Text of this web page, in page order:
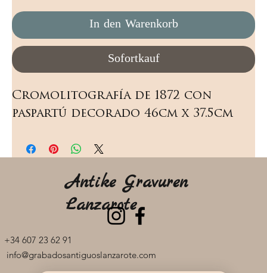
In den Warenkorb
Sofortkauf
Cromolitografía de 1872 con
paspartú decorado 46cm x 37.5cm
+34 607 23 62 91
info@grabadosantiguoslanzarote.com
Antike Gravuren
Lanzarote